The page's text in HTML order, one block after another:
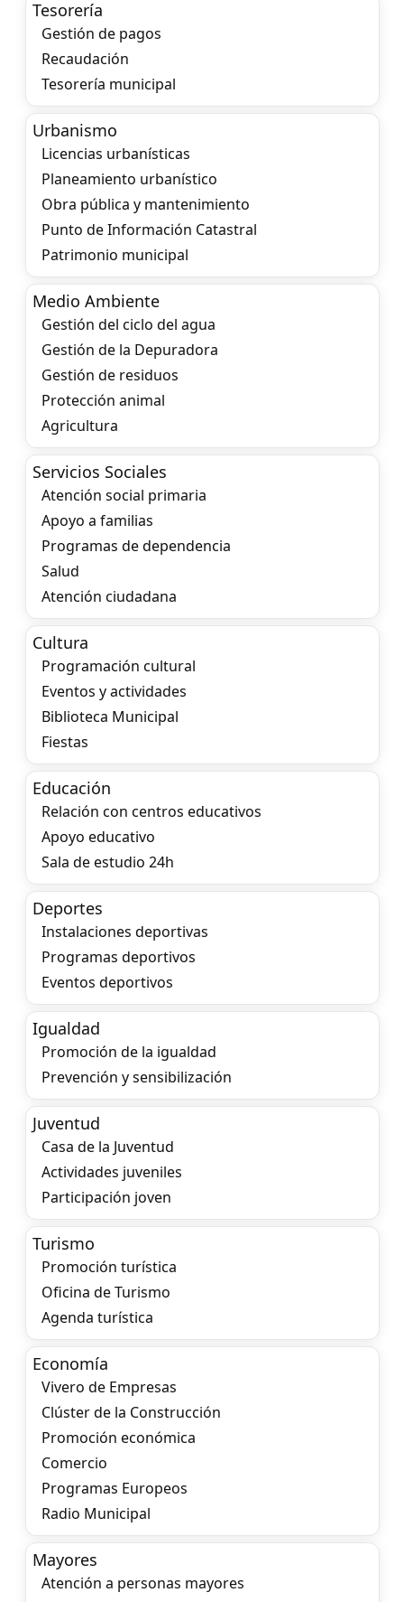
Tesorería
Gestión de pagos
Recaudación
Tesorería municipal
Urbanismo
Licencias urbanísticas
Planeamiento urbanístico
Obra pública y mantenimiento
Punto de Información Catastral
Patrimonio municipal
Medio Ambiente
Gestión del ciclo del agua
Gestión de la Depuradora
Gestión de residuos
Protección animal
Agricultura
Servicios Sociales
Atención social primaria
Apoyo a familias
Programas de dependencia
Salud
Atención ciudadana
Cultura
Programación cultural
Eventos y actividades
Biblioteca Municipal
Fiestas
Educación
Relación con centros educativos
Apoyo educativo
Sala de estudio 24h
Deportes
Instalaciones deportivas
Programas deportivos
Eventos deportivos
Igualdad
Promoción de la igualdad
Prevención y sensibilización
Juventud
Casa de la Juventud
Actividades juveniles
Participación joven
Turismo
Promoción turística
Oficina de Turismo
Agenda turística
Economía
Vivero de Empresas
Clúster de la Construcción
Promoción económica
Comercio
Programas Europeos
Radio Municipal
Mayores
Atención a personas mayores